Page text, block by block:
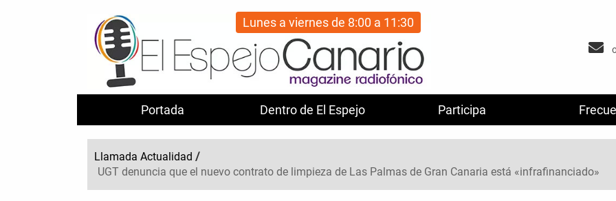
Portada Dentro de El Espejo Participa
Lunes a viernes de 8:00 a 11:30
Llamada Actualidad /
UGT denuncia que el nuevo contrato de limpieza de Las Palmas de Gran Canaria está «infrafinanciado»